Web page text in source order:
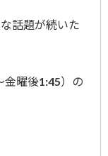
話題が続いた
金曜後1:45）の